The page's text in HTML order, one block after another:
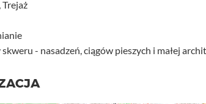
Trejaż
- nasadzeń, ciągów pieszych i małej